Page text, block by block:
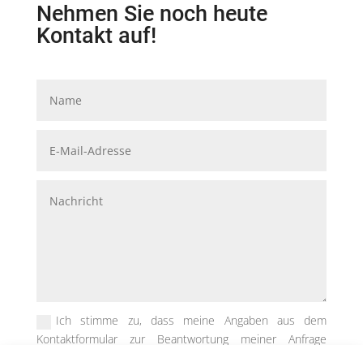
Nehmen Sie noch heute
Kontakt auf!
Ich stimme zu, dass meine Angaben aus dem
Kontaktformular zur Beantwortung meiner Anfrage